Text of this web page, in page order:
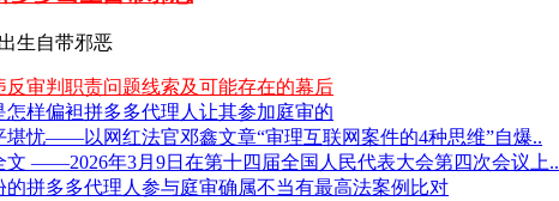
生自带邪恶
审判职责问题线索及可能存在的幕后
样偏袒拼多多代理人让其参加庭审的
堪忧——以网红法官邓鑫文章“审理互联网案件的4种思维”自爆..
文 ——2026年3月9日在第十四届全国人民代表大会第四次会议上..
拼多多代理人参与庭审确属不当有最高法案例比对